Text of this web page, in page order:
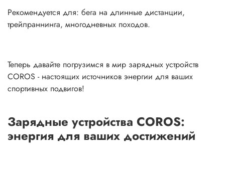
Рекомендуется для: бега на длинные дистанции,
трейлраннинга, многодневных походов.
Теперь давайте погрузимся в мир зарядных устройств
COROS - настоящих источников энергии для ваших
спортивных подвигов!
Зарядные устройства COROS:
энергия для ваших достижений